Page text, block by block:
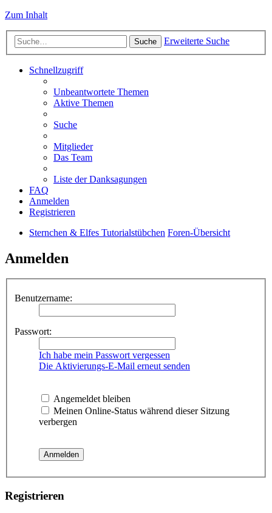
Zum Inhalt
Suche Erweiterte Suche
Schnellzugriff
Unbeantwortete Themen
Aktive Themen
Suche
Mitglieder
Das Team
Liste der Danksagungen
FAQ
Anmelden
Registrieren
Sternchen & Elfes Tutorialstübchen Foren-Übersicht
Anmelden
Benutzername:
Passwort:
Ich habe mein Passwort vergessen
Die Aktivierungs-E-Mail erneut senden
Angemeldet bleiben
Meinen Online-Status während dieser Sitzung
verbergen
Registrieren